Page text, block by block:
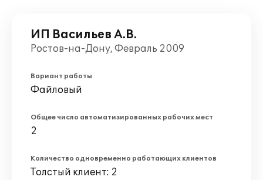
ИП Васильев А.В.
Ростов-на-Дону, Февраль 2009
Вариант работы
Файловый
Общее число автоматизированных рабочих мест
2
Количество одновременно работающих клиентов
Толстый клиент: 2